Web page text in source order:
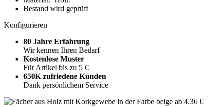
Bestand wird geprüft
Konfigurieren
80 Jahre Erfahrung
Wir kennen Ihren Bedarf
Kostenlose Muster
Für Artikel bis zu 5 €
650K zufriedene Kunden
Dank persönlichem Service